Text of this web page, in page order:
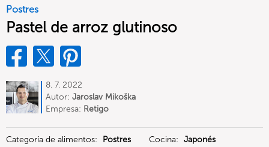
Postres
Pastel de arroz glutinoso
8. 7. 2022
Autor: Jaroslav Mikoška
Empresa: Retigo
Categoría de alimentos: Postres Cocina: Japonés